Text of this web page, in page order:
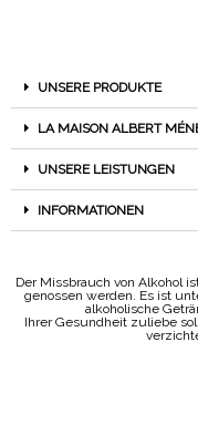
UNSERE PRODUKTE
LA MAISON ALBERT
UNSERE LEISTUNGEN
INFORMATIONEN
Der Missbrauch von Alkohol
genossen werden. Es ist
alkoholische
Ihrer Gesundheit zuliebe